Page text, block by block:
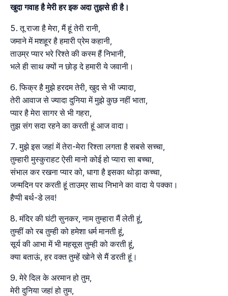
खुदा गवाह है मेरी हर इक अदा तुझसे ही है।
तू राजा है मेरा, मैं हूं तेरी रानी,
जमाने में मशहूर है हमारी प्रेम कहानी,
ताउम्र प्यार भरे रिश्ते की कस्म हैं निभानी,
भले ही साथ क्यों न छोड़ दे हमारी ये जवानी।
फिक्र है मुझे हरदम तेरी, खुद से भी ज्यादा,
तेरी आवाज से ज्यादा दुनिया में मुझे कुछ नहीं भाता,
प्यार है मेरा सागर से भी गहरा,
तुझ संग सदा रहने का करती हूं आज वादा।
मुझे इस जहां में तेरा-मेरा रिश्ता लगता है सबसे सच्चा,
तुम्हारी मुस्कुराहट ऐसी मानो कोई हो प्यारा सा बच्चा,
संभाल कर रखना प्यार को, धागा है इसका थोड़ा कच्चा,
जन्मदिन पर करती हूं ताउम्र साथ निभाने का वादा ये पक्का।
हैप्पी बर्थ-डे लव!
मंदिर की घंटी सुनकर, नाम तुम्हारा मैं लेती हूं,
तुम्हीं को रब तुम्ही को हमेशा धर्म मानती हूं,
सूर्य की आभा में भी महसूस तुम्ही को करती हूं,
क्या बताऊं, हर वक्त तुम्हें खोने से मैं डरती हूं।
मेरे दिल के अरमान हो तुम,
मेरी दुनिया जहां हो तुम,